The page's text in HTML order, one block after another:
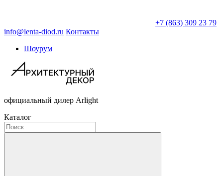
+7 (863) 309 23 79
info@lenta-diod.ru Контакты
Шоурум
официальный дилер Arlight
Каталог